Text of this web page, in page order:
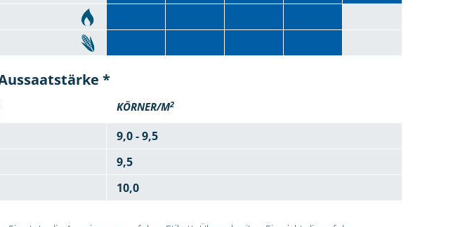
*
KÖRNER/M2
9,0 - 9,5
9,5
10,0